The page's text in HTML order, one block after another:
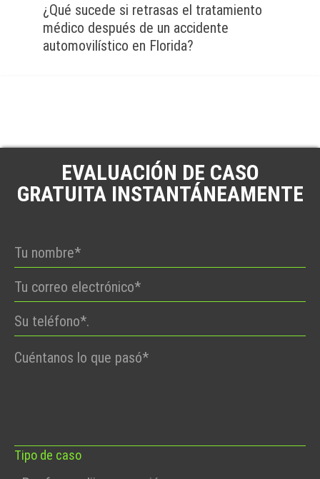
¿Qué sucede si retrasas el tratamiento
médico después de un accidente
automovilístico en Florida?
EVALUACIÓN DE CASO
GRATUITA INSTANTÁNEAMENTE
Por
Tipo de caso